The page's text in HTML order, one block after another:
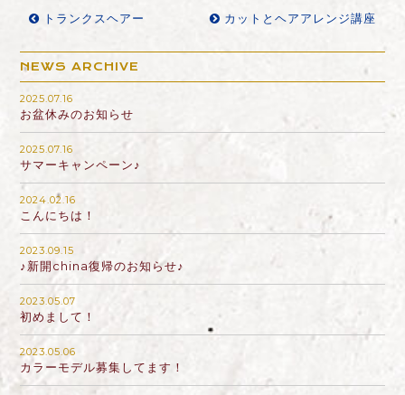
トランクスヘアー カットとヘアアレンジ講座
NEWS ARCHIVE
2025.07.16
お盆休みのお知らせ
2025.07.16
サマーキャンペーン♪
2024.02.16
こんにちは！
2023.09.15
♪新開china復帰のお知らせ♪
2023.05.07
初めまして！
2023.05.06
カラーモデル募集してます！